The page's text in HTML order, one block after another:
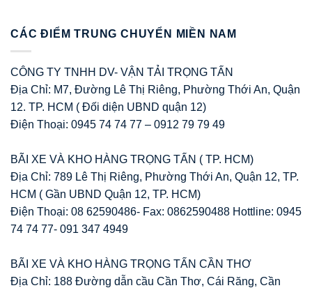
CÁC ĐIỂM TRUNG CHUYỂN MIỀN NAM
CÔNG TY TNHH DV- VẬN TẢI TRỌNG TẤN
Địa Chỉ: M7, Đường Lê Thị Riêng, Phường Thới An, Quận
12. TP. HCM ( Đối diện UBND quận 12)
Điện Thoại: 0945 74 74 77 – 0912 79 79 49
BÃI XE VÀ KHO HÀNG TRỌNG TẤN ( TP. HCM)
Địa Chỉ: 789 Lê Thị Riêng, Phường Thới An, Quận 12, TP.
HCM ( Gần UBND Quận 12, TP. HCM)
Điện Thoại: 08 62590486- Fax: 0862590488 Hottline: 0945
74 74 77- 091 347 4949
BÃI XE VÀ KHO HÀNG TRỌNG TẤN CẦN THƠ
Địa Chỉ: 188 Đường dẫn cầu Cần Thơ, Cái Răng, Cần